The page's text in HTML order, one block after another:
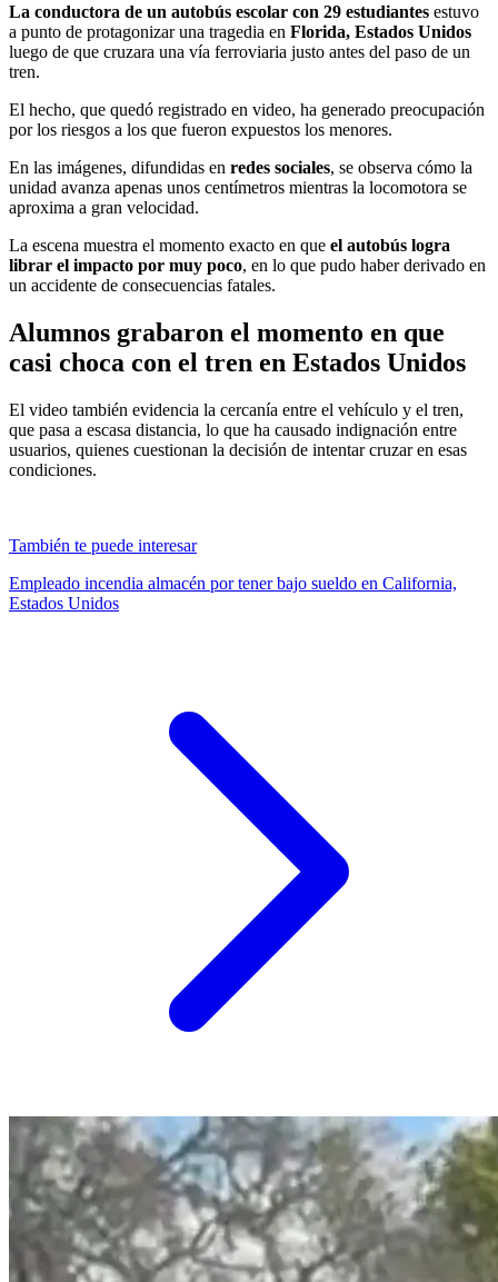
La conductora de un autobús escolar con 29 estudiantes estuvo
a punto de protagonizar una tragedia en Florida, Estados Unidos
luego de que cruzara una vía ferroviaria justo antes del paso de un
tren.
El hecho, que quedó registrado en video, ha generado preocupación
por los riesgos a los que fueron expuestos los menores.
En las imágenes, difundidas en redes sociales, se observa cómo la
unidad avanza apenas unos centímetros mientras la locomotora se
aproxima a gran velocidad.
La escena muestra el momento exacto en que el autobús logra
librar el impacto por muy poco, en lo que pudo haber derivado en
un accidente de consecuencias fatales.
Alumnos grabaron el momento en que
casi choca con el tren en Estados Unidos
El video también evidencia la cercanía entre el vehículo y el tren,
que pasa a escasa distancia, lo que ha causado indignación entre
usuarios, quienes cuestionan la decisión de intentar cruzar en esas
condiciones.
También te puede interesar
Empleado incendia almacén por tener bajo sueldo en California,
Estados Unidos